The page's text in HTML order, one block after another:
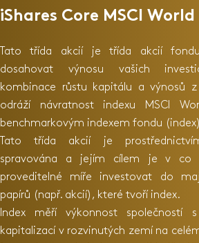
iShares Core MSCI World
Tato třída akcií je třída akcií
dosahovat výnosu vašich
kombinace růstu kapitálu a výnosů
odráží návratnost indexu MSCI
benchmarkovým indexem fondu
Tato třída akcií je
spravována a jejím cílem je v co
proveditelné míře investovat do
papírů (např. akcií), které tvoří index.
Index měří výkonnost společností
kapitalizací v rozvinutých zemí na